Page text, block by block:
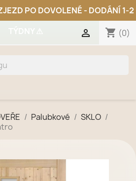
shopping_cart (0)

Palubkové
SKLO